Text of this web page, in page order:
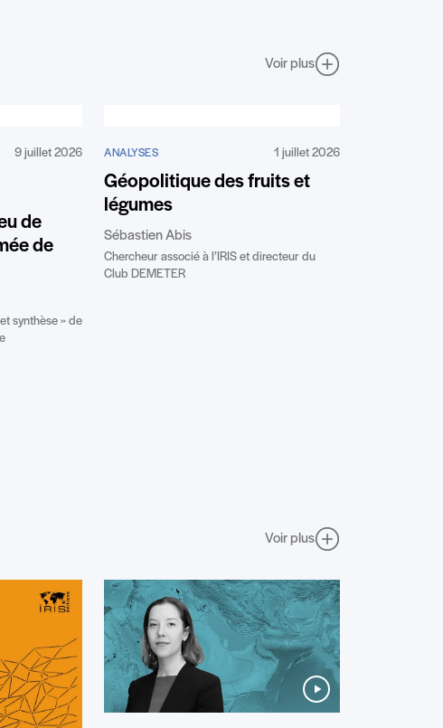
Voir plus
9 juillet 2026
de
de
synthèse » de
ANALYSES 1 juillet 2026
Géopolitique des fruits et
légumes
Sébastien Abis
Chercheur associé à l’IRIS et directeur du
Club DEMETER
Voir plus